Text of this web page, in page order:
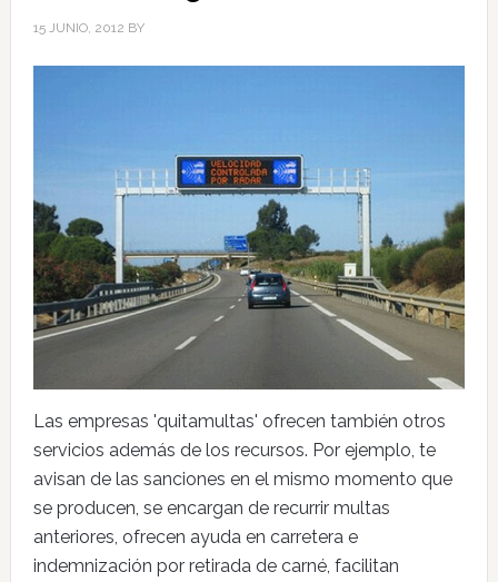
15 JUNIO, 2012 BY
Las empresas 'quitamultas' ofrecen también otros
servicios además de los recursos. Por ejemplo, te
avisan de las sanciones en el mismo momento que
se producen, se encargan de recurrir multas
anteriores, ofrecen ayuda en carretera e
indemnización por retirada de carné, facilitan